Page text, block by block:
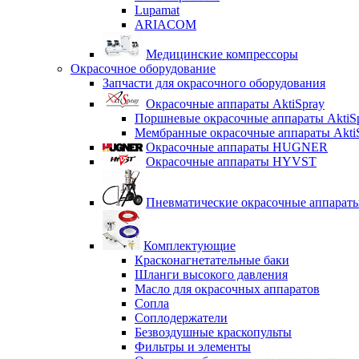
Lupamat
ARIACOM
Медицинские компрессоры
Окрасочное оборудование
Запчасти для окрасочного оборудования
Окрасочные аппараты AktiSpray
Поршневые окрасочные аппараты
Мембранные окрасочные аппараты
Окрасочные аппараты HUGNER
Окрасочные аппараты HYVST
Пневматические окрасочные
Комплектующие
Красконагнетательные баки
Шланги высокого давления
Масло для окрасочных аппаратов
Сопла
Соплодержатели
Безвоздушные краскопульты
Фильтры и элементы